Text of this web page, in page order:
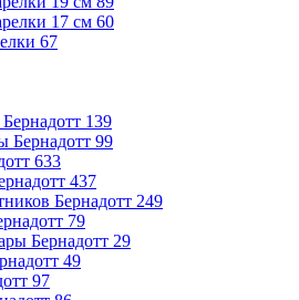
17 см 60
67
139
Бернадотт 99
633
437
Бернадотт 249
79
Бернадотт 29
49
97